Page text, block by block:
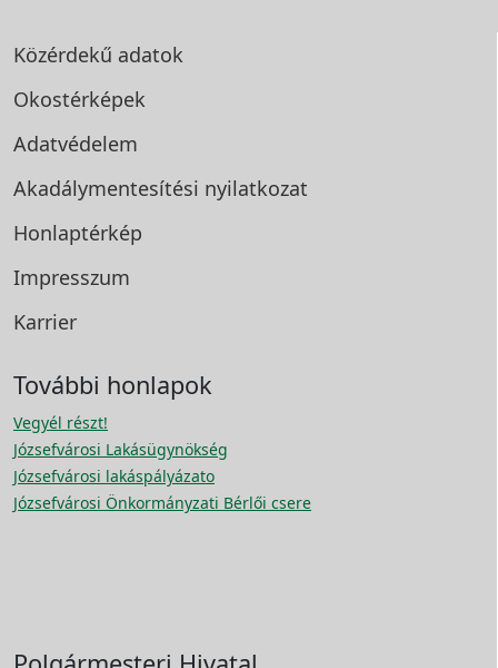
Közérdekű adatok
Okostérképek
Adatvédelem
Akadálymentesítési nyilatkozat
Honlaptérkép
Impresszum
Karrier
További honlapok
Vegyél részt!
Józsefvárosi Lakásügynökség
Józsefvárosi lakáspályázato
Józsefvárosi Önkormányzati Bérlői csere